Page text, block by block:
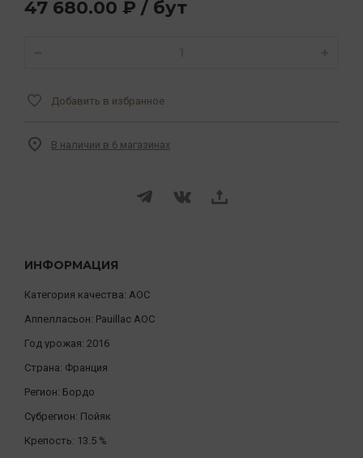
ИНФОРМАЦИЯ
Категория качества: AOC
Аппелласьон: Pauillac AOC
Год урожая: 2016
Страна: Франция
Регион: Бордо
Субрегион: Пойяк
Крепость: 13.5 %
47 680.00 ₽ / бут
Добавить в избранное
В наличии в 6 магазинах